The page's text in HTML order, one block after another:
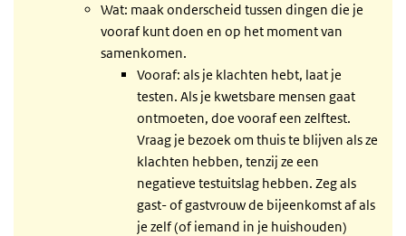
Wat: maak onderscheid tussen dingen die je
vooraf kunt doen en op het moment van
samenkomen.
Vooraf: als je klachten hebt, laat je
testen. Als je kwetsbare mensen gaat
ontmoeten, doe vooraf een zelftest.
Vraag je bezoek om thuis te blijven als ze
klachten hebben, tenzij ze een
negatieve testuitslag hebben. Zeg als
gast- of gastvrouw de bijeenkomst af als
je zelf (of iemand in je huishouden)